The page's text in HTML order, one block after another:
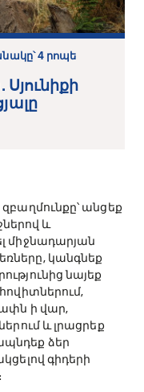
4 րոպե
անցեք
և
միջնադարյան
կանգնեք
նայեք
ի վար,
և լրացրեք
ձեր
գիդերի